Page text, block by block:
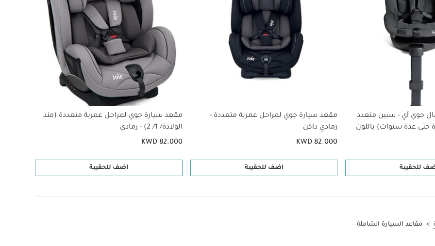
جوي آي - سبين متعدد
حتى عدة سنوات) باللون
للحقيبة
مقعد سيارة جوي لمراحل عمرية متعددة -
رمادي داكن
KWD 82.000
اضف للحقيبة
مقعد سيارة جوي لمراحل عمرية متعددة (منذ
الولادة/ 1/ 2) - رمادي
KWD 82.000
اضف للحقيبة
> مقاعد السيارة الشاملة